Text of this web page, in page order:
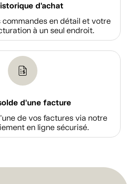
d'achat
en détail et votre
à un seul endroit.
d'une facture
de vos factures via notre
en ligne sécurisé.